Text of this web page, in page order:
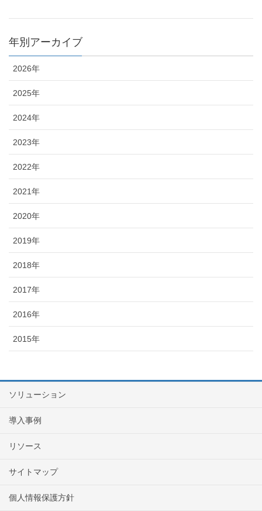
年別アーカイブ
2026年
2025年
2024年
2023年
2022年
2021年
2020年
2019年
2018年
2017年
2016年
2015年
ソリューション
導入事例
リソース
サイトマップ
個人情報保護方針